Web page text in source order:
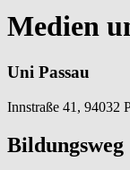
Medien
Uni Passau
Innstraße 41, 94032
Bildungsweg